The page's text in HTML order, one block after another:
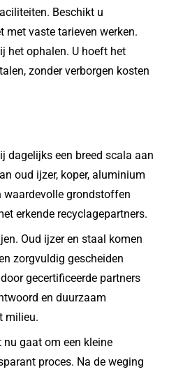
Beschikt u
met vaste tarieven werken.
het ophalen. U hoeft het
zonder verborgen kosten
dagelijks een breed scala aan
oud ijzer, koper, aluminium
waardevolle grondstoffen
erkende recyclagepartners.
Oud ijzer en staal komen
zorgvuldig gescheiden
gecertificeerde partners
en duurzaam
milieu.
gaat om een kleine
proces. Na de weging